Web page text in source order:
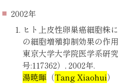
2002年
ヒト上皮性卵巣癌細胞株
の細胞増殖抑制効果の作
東京大学大学院医学系研
号:117362）, 2002年.
湯暁暉 （Tang Xiaohui）